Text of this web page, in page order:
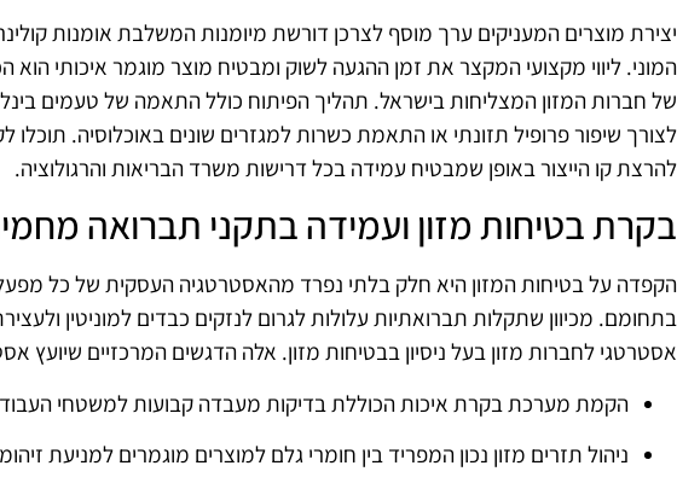
יצירת מוצרים המעניקים ערך מוסף לצרכן דורשת מיומנות המשלבת אומנות
המוני. ליווי מקצועי המקצר את זמן ההגעה לשוק ומבטיח מוצר מוגמר איכותי הוא
של חברות המזון המצליחות בישראל. תהליך הפיתוח כולל התאמה של טעמים
לצורך שיפור פרופיל תזונתי או התאמת כשרות למגזרים שונים באוכלוסיה.
להרצת קו הייצור באופן שמבטיח עמידה בכל דרישות משרד הבריאות והרגולוציה.
בקרת בטיחות מזון ועמידה בתקני תברואה
הקפדה על בטיחות המזון היא חלק בלתי נפרד מהאסטרטגיה העסקית של כל מפעל
בתחומם. מכיוון שתקלות תברואתיות עלולות לגרום לנזקים כבדים למוניטין
אסטרטגי לחברות מזון בעל ניסיון בבטיחות מזון. אלה הדגשים המרכזיים שיועץ
הקמת מערכת בקרת איכות הכוללת בדיקות מעבדה קבועות למשטחי העבודה
ניהול תזרים מזון נכון המפריד בין חומרי גלם למוצרים מוגמרים למניעת